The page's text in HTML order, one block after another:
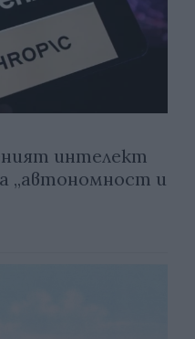
интелект
„автономност и